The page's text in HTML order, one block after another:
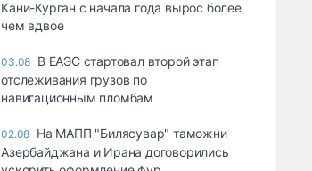
Кани-Курган с начала года вырос более
чем вдвое
03.08 В ЕАЭС стартовал второй этап
отслеживания грузов по
навигационным пломбам
02.08 На МАПП "Билясувар" таможни
Азербайджана и Ирана договорились